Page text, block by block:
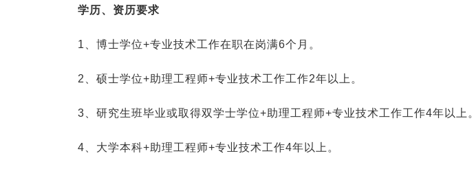
学历、资历要求
1、博士学位+专业技术工作在职在岗满6个月。
2、硕士学位+助理工程师+专业技术工作工作2年以上。
3、研究生班毕业或取得双学士学位+助理工程师+专业技术工作工作4年以上。
4、大学本科+助理工程师+专业技术工作4年以上。